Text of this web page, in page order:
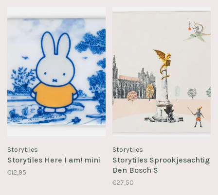
Storytiles
Storytiles Here I am! mini
€12,95
Storytiles
Storytiles Sprookjesachtig
Den Bosch S
€27,50